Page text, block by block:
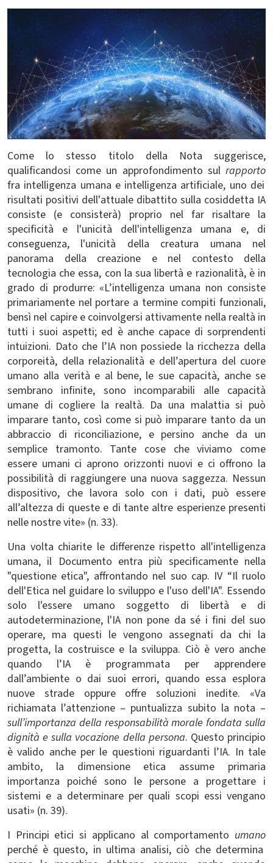
Come lo stesso titolo della Nota suggerisce,
qualificandosi come un approfondimento sul rapporto
fra intelligenza umana e intelligenza artificiale, uno dei
risultati positivi dell'attuale dibattito sulla cosiddetta IA
consiste (e consisterà) proprio nel far risaltare la
specificità e l'unicità dell'intelligenza umana e, di
conseguenza, l'unicità della creatura umana nel
panorama della creazione e nel contesto della
tecnologia che essa, con la sua libertà e razionalità, è in
grado di produrre: «L’intelligenza umana non consiste
primariamente nel portare a termine compiti funzionali,
bensì nel capire e coinvolgersi attivamente nella realtà in
tutti i suoi aspetti; ed è anche capace di sorprendenti
intuizioni. Dato che l’IA non possiede la ricchezza della
corporeità, della relazionalità e dell’apertura del cuore
umano alla verità e al bene, le sue capacità, anche se
sembrano infinite, sono incomparabili alle capacità
umane di cogliere la realtà. Da una malattia si può
imparare tanto, così come si può imparare tanto da un
abbraccio di riconciliazione, e persino anche da un
semplice tramonto. Tante cose che viviamo come
essere umani ci aprono orizzonti nuovi e ci offrono la
possibilità di raggiungere una nuova saggezza. Nessun
dispositivo, che lavora solo con i dati, può essere
all’altezza di queste e di tante altre esperienze presenti
nelle nostre vite» (n. 33).
Una volta chiarite le differenze rispetto all'intelligenza
umana, il Documento entra più specificamente nella
"questione etica", affrontando nel suo cap. IV “Il ruolo
dell'Etica nel guidare lo sviluppo e l'uso dell'IA". Essendo
solo l'essere umano soggetto di libertà e di
autodeterminazione, l'IA non pone da sé i fini del suo
operare, ma questi le vengono assegnati da chi la
progetta, la costruisce e la sviluppa. Ciò è vero anche
quando l’IA è programmata per apprendere
dall’ambiente o dai suoi errori, quando essa esplora
nuove strade oppure offre soluzioni inedite. «Va
richiamata l’attenzione – puntualizza subito la nota –
sull’importanza della responsabilità morale fondata sulla
dignità e sulla vocazione della persona. Questo principio
è valido anche per le questioni riguardanti l’IA. In tale
ambito, la dimensione etica assume primaria
importanza poiché sono le persone a progettare i
sistemi e a determinare per quali scopi essi vengano
usati» (n. 39).
I Principi etici si applicano al comportamento umano
perché è questo, in ultima analisi, ciò che determina